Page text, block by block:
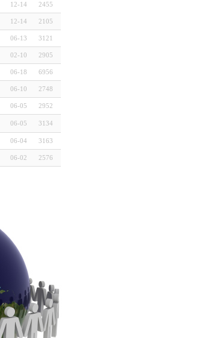
12-14 2455
12-14 2105
06-13 3121
02-10 2905
06-18 6956
06-10 2748
06-05 2952
06-05 3134
06-04 3163
06-02 2576